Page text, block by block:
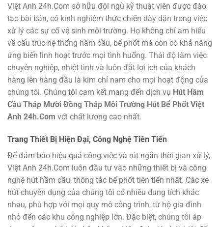
Việt Anh 24h.Com sở hữu đội ngũ kỹ thuật viên được đào
tạo bài bản, có kinh nghiệm thực chiến dày dặn trong việc
xử lý các sự cố vệ sinh môi trường. Họ không chỉ am hiểu
về cấu trúc hệ thống hầm cầu, bể phốt mà còn có khả năng
ứng biến linh hoạt trước mọi tình huống. Thái độ làm việc
chuyên nghiệp, nhiệt tình và luôn đặt lợi ích của khách
hàng lên hàng đầu là kim chỉ nam cho mọi hoạt động của
chúng tôi. Chúng tôi cam kết mang đến dịch vụ Hút Hầm
Cầu Tháp Mười Đồng Tháp Môi Trường Hút Bể Phốt Việt
Anh 24h.Com với chất lượng cao nhất.
Trang Thiết Bị Hiện Đại, Công Nghệ Tiên Tiến
Để đảm bảo hiệu quả công việc và rút ngắn thời gian xử lý,
Việt Anh 24h.Com luôn đầu tư vào những thiết bị và công
nghệ hút hầm cầu, thông tắc bể phốt tiên tiến nhất. Các xe
hút chuyên dụng của chúng tôi có nhiều dung tích khác
nhau, phù hợp với mọi quy mô công trình, từ hộ gia đình
nhỏ đến các khu công nghiệp lớn. Đặc biệt, chúng tôi áp